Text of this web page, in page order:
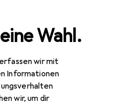
Wahl.
wir mit
Informationen
wir, um dir
Peripherie